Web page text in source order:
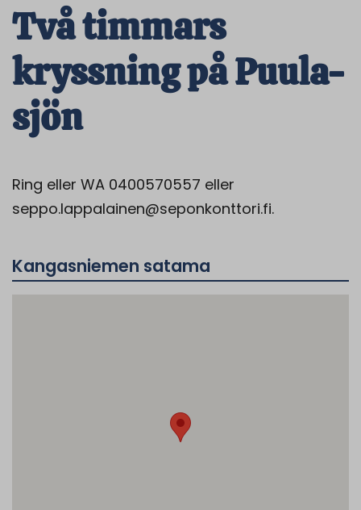
Två timmars
kryssning på Puula-
sjön
Ring eller WA 0400570557 eller
seppo.lappalainen@seponkonttori.fi.
Kangasniemen satama